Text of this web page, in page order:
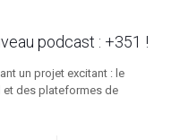
podcast : +351 !
un projet excitant : le
et des plateformes de